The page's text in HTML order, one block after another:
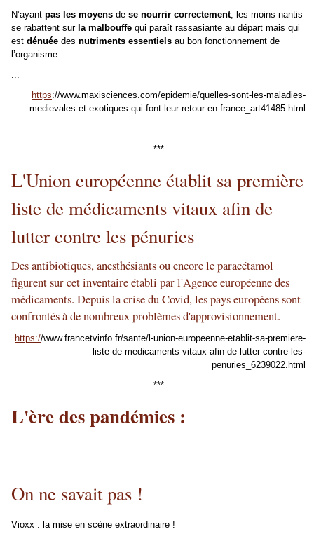
N’ayant pas les moyens de se nourrir correctement, les moins nantis
se rabattent sur la malbouffe qui paraît rassasiante au départ mais qui
est dénuée des nutriments essentiels au bon fonctionnement de
l’organisme.
...
https://www.maxisciences.com/epidemie/quelles-sont-les-maladies-
medievales-et-exotiques-qui-font-leur-retour-en-france_art41485.html
***
L'Union européenne établit sa première
liste de médicaments vitaux afin de
lutter contre les pénuries
Des antibiotiques, anesthésiants ou encore le paracétamol
figurent sur cet inventaire établi par l'Agence européenne des
médicaments. Depuis la crise du Covid, les pays européens sont
confrontés à de nombreux problèmes d'approvisionnement.
https://www.francetvinfo.fr/sante/l-union-europeenne-etablit-sa-premiere-
liste-de-medicaments-vitaux-afin-de-lutter-contre-les-
penuries_6239022.html
***
L'ère des pandémies :
On ne savait pas !
Vioxx : la mise en scène extraordinaire !